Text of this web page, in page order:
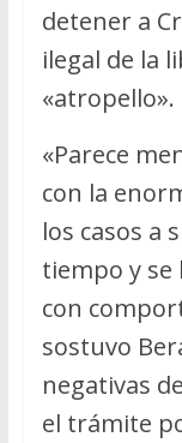
detener a
ilegal de la
«atropello».
«Parece
con la
los casos a
tiempo y se
con
sostuvo
negativas
el trámite